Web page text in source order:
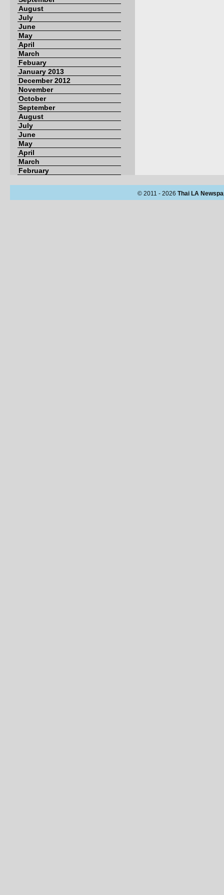
August
July
June
May
April
March
Febuary
January 2013
December 2012
November
October
September
August
July
June
May
April
March
February
© 2011 - 2026 Thai LA